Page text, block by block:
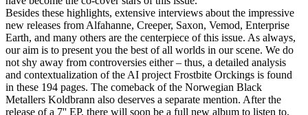
Besides these highlights, extensive interviews about the impressive
new releases from Alfahanne, Creeper, Saxon, Vemod, Enterprise
Earth, and many others are the centerpiece of this issue. As always,
our aim is to present you the best of all worlds in our scene. We do
not shy away from controversies either – thus, a detailed analysis
and contextualization of the AI project Frostbite Orckings is found
in these 194 pages. The comeback of the Norwegian Black
Metallers Koldbrann also deserves a separate mention. After the
release of a 7'' EP, there will soon be a full new album to listen to.